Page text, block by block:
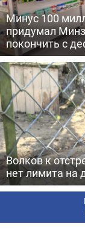
Минус 100
придумал
покончить с
Волков к
нет лимита на